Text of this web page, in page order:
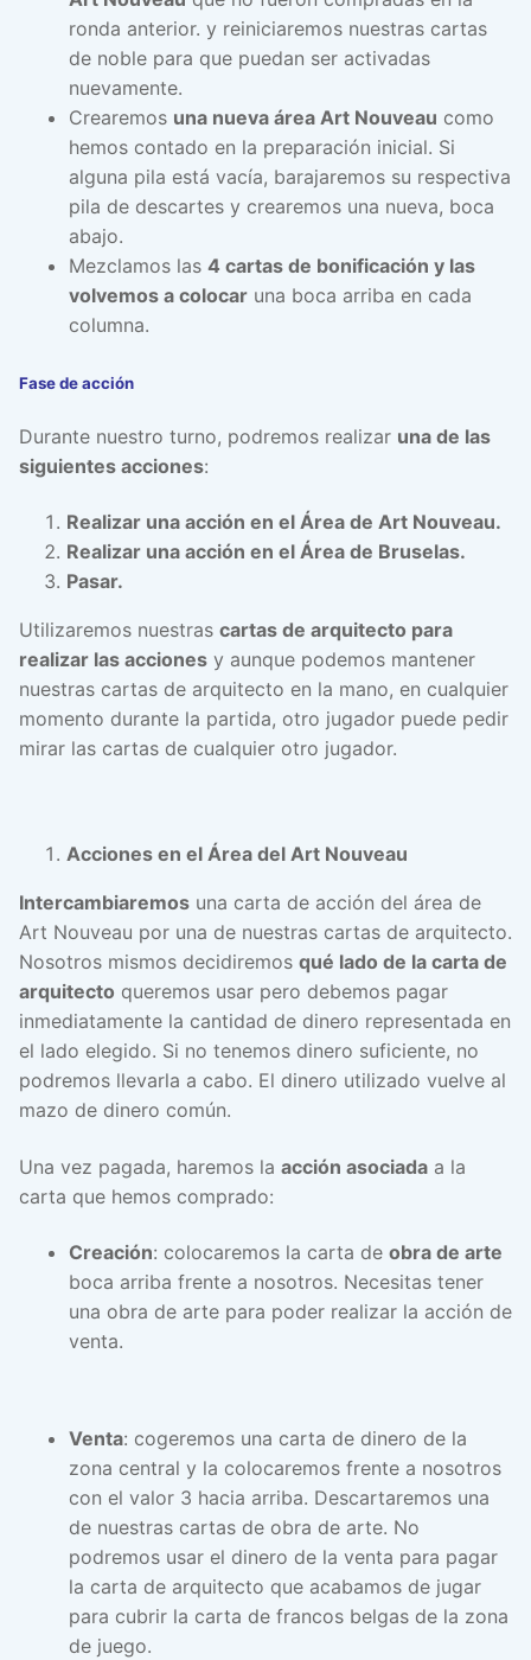
ronda anterior. y reiniciaremos nuestras cartas
de noble para que puedan ser activadas
nuevamente.
Crearemos una nueva área Art Nouveau como
hemos contado en la preparación inicial. Si
alguna pila está vacía, barajaremos su respectiva
pila de descartes y crearemos una nueva, boca
abajo.
Mezclamos las 4 cartas de bonificación y las
volvemos a colocaruna boca arriba en cada
columna.
Fase de acción
Durante nuestro turno, podremos realizar una de las
siguientes acciones:
Realizar una acción en el Área de Art Nouveau.
Realizar una acción en el Área de Bruselas.
Pasar.
Utilizaremos nuestras cartas de arquitecto para
realizar las acciones y aunque podemos mantener
nuestras cartas de arquitecto en la mano, en cualquier
momento durante la partida, otro jugador puede pedir
mirar las cartas de cualquier otro jugador.
Acciones en el Área del Art Nouveau
Intercambiaremos una carta de acción del área de
Art Nouveau por una de nuestras cartas de arquitecto.
Nosotros mismos decidiremos qué lado de la carta de
arquitecto queremos usar pero debemos pagar
inmediatamente la cantidad de dinero representada en
el lado elegido. Si no tenemos dinero suficiente, no
podremos llevarla a cabo. El dinero utilizado vuelve al
mazo de dinero común.
Una vez pagada, haremos la acción asociada a la
carta que hemos comprado:
Creación: colocaremos la carta de obra de arte
boca arriba frente a nosotros. Necesitas tener
una obra de arte para poder realizar la acción de
venta.
Venta: cogeremos una carta de dinero de la
zona central y la colocaremos frente a nosotros
con el valor 3 hacia arriba. Descartaremos una
de nuestras cartas de obra de arte. No
podremos usar el dinero de la venta para pagar
la carta de arquitecto que acabamos de jugar
para cubrir la carta de francos belgas de la zona
de juego.